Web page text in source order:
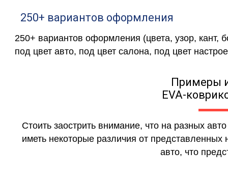
250+ вариантов оформления
250+ вариантов оформления (цвета, узор, кант,
под цвет авто, под цвет салона, под цвет
Примеры
EVA-
Стоить заострить внимание, что на разных
иметь некоторые различия от
авто, что